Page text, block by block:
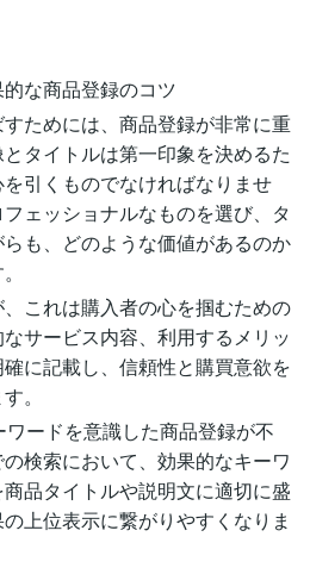
な商品登録のコツ
ためには、商品登録が非常に重
タイトルは第一印象を決めるた
引くものでなければなりませ
ェッショナルなものを選び、タ
も、どのような価値があるのか
これは購入者の心を掴むための
サービス内容、利用するメリッ
に記載し、信頼性と購買意欲を
。
ードを意識した商品登録が不
検索において、効果的なキーワ
品タイトルや説明文に適切に盛
上位表示に繋がりやすくなりま